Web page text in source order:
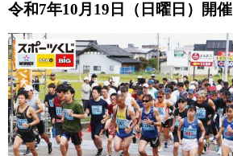
令和7年10月19日（日曜日）開催